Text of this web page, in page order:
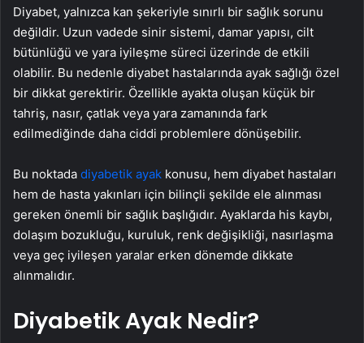
Diyabet, yalnızca kan şekeriyle sınırlı bir sağlık sorunu
değildir. Uzun vadede sinir sistemi, damar yapısı, cilt
bütünlüğü ve yara iyileşme süreci üzerinde de etkili
olabilir. Bu nedenle diyabet hastalarında ayak sağlığı özel
bir dikkat gerektirir. Özellikle ayakta oluşan küçük bir
tahriş, nasır, çatlak veya yara zamanında fark
edilmediğinde daha ciddi problemlere dönüşebilir.
Bu noktada diyabetik ayak konusu, hem diyabet hastaları
hem de hasta yakınları için bilinçli şekilde ele alınması
gereken önemli bir sağlık başlığıdır. Ayaklarda his kaybı,
dolaşım bozukluğu, kuruluk, renk değişikliği, nasırlaşma
veya geç iyileşen yaralar erken dönemde dikkate
alınmalıdır.
Diyabetik Ayak Nedir?